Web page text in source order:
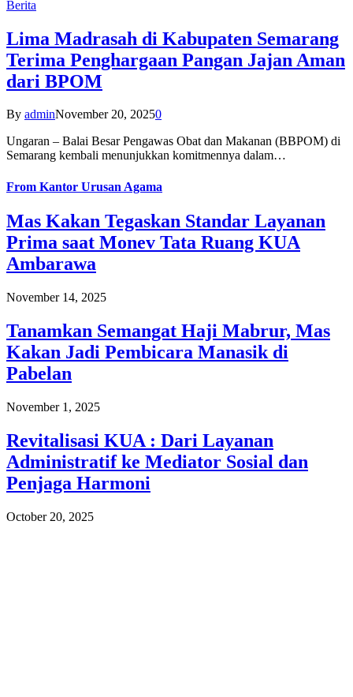
Berita
Lima Madrasah di Kabupaten Semarang
Terima Penghargaan Pangan Jajan Aman
dari BPOM
By adminNovember 20, 20250
Ungaran – Balai Besar Pengawas Obat dan Makanan (BBPOM) di
Semarang kembali menunjukkan komitmennya dalam…
From Kantor Urusan Agama
Mas Kakan Tegaskan Standar Layanan
Prima saat Monev Tata Ruang KUA
Ambarawa
November 14, 2025
Tanamkan Semangat Haji Mabrur, Mas
Kakan Jadi Pembicara Manasik di
Pabelan
November 1, 2025
Revitalisasi KUA : Dari Layanan
Administratif ke Mediator Sosial dan
Penjaga Harmoni
October 20, 2025